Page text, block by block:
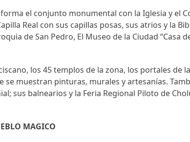
el conjunto monumental con la Iglesia y el
Real con sus capillas posas, sus atrios y la
de San Pedro, El Museo de la Ciudad “Casa
los 45 templos de la zona, los portales de
se muestran pinturas, murales y artesanías.
sus balnearios y la Feria Regional Piloto de
MAGICO